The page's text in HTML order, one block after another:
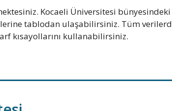
Kocaeli Üniversitesi bünyesindeki
tablodan ulaşabilirsiniz. Tüm
kısayollarını kullanabilirsiniz.